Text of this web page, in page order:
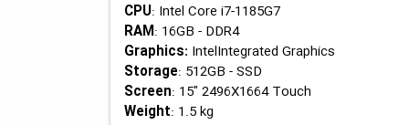
CPU: Intel Core i7-1185G7
RAM: 16GB - DDR4
Graphics: IntelIntegrated Graphics
Storage: 512GB - SSD
Screen: 15" 2496X1664 Touch
Weight: 1.5 kg